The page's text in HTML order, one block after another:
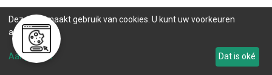
Deze site maakt gebruik van cookies. U kunt uw voorkeuren
aanpassen.
Aanpassen Dat is oké